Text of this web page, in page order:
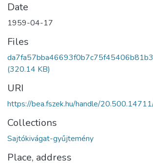
Date
1959-04-17
Files
(320.14 KB)
URI
https://bea.fszek.hu/handle/
Collections
Sajtókivágat-gyűjtemény
Place, address